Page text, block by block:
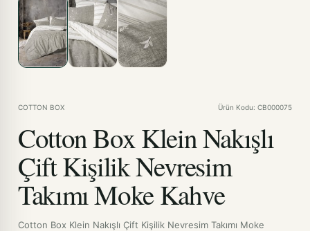
COTTON BOX Ürün Kodu: CB000075
Cotton Box Klein Nakışlı
Çift Kişilik Nevresim
Takımı Moke Kahve
Cotton Box Klein Nakışlı Çift Kişilik Nevresim Takımı Moke